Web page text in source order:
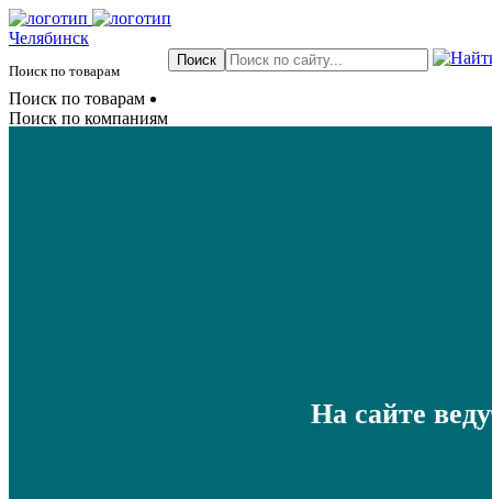
Челябинск
Поиск по товарам
Поиск по товарам
Поиск по компаниям
На сайте